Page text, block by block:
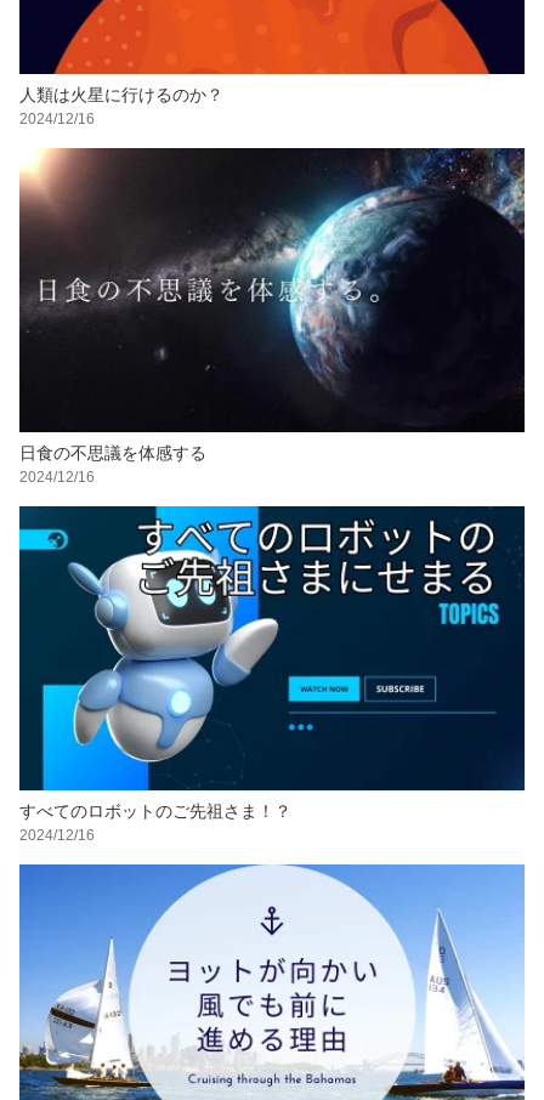
人類は火星に行けるのか？
2024/12/16
日食の不思議を体感する
2024/12/16
すべてのロボットのご先祖さま！？
2024/12/16